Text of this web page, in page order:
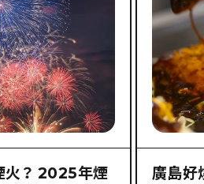
火？ 2025年煙
廣島好